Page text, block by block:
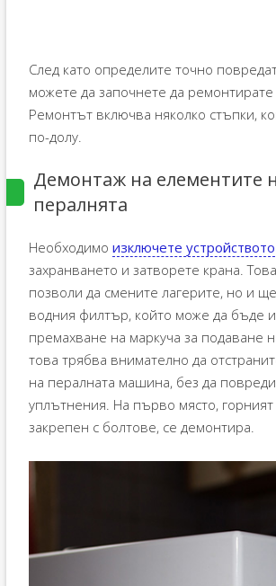
След като определите точно
можете да започнете да
Ремонтът включва няколко стъпки,
по-долу.
Демонтаж на елементите
пералнята
Необходимо изключете устройството
захранването и затворете крана.
позволи да смените лагерите, но и
водния филтър, който може да бъде
премахване на маркуча за подаване
това трябва внимателно да
на пералната машина, без да
уплътнения. На първо място, горният
закрепен с болтове, се демонтира.